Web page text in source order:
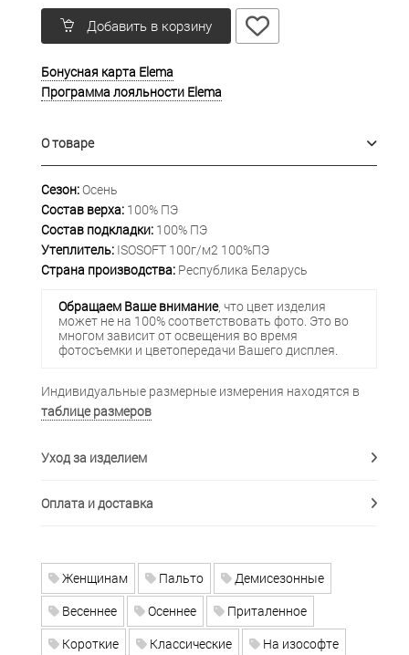
Добавить в корзину
Бонусная карта Elema
Программа лояльности Elema
О товаре
Сезон:Осень
Состав верха: 100% ПЭ
Состав подкладки: 100% ПЭ
Утеплитель: ISOSOFT 100г/м2 100%ПЭ
Страна производства: Республика Беларусь
Обращаем Ваше внимание, что цвет изделия
может не на 100% соответствовать фото. Это во
многом зависит от освещения во время
фотосъемки и цветопередачи Вашего дисплея.
Индивидуальные размерные измерения находятся в
таблице размеров
Уход за изделием
Оплата и доставка
Женщинам Пальто
Демисезонные
Весеннее
Осеннее
Приталенное
Короткие
Классические
На изософте